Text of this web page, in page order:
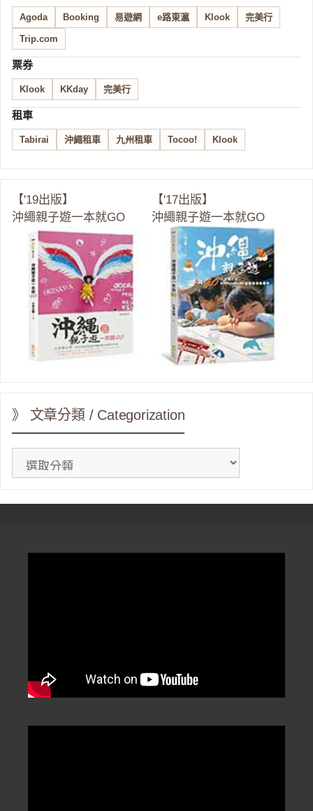
Agoda Booking 易遊網 e路東瀛 Klook 完美行
Trip.com
票券
Klook KKday 完美行
租車
Tabirai 沖繩租車 九州租車 Tocoo! Klook
【'19出版】
沖繩親子遊一本就GO
【'17出版】
沖繩親子遊一本就GO
》 文章分類 / Categorization
分